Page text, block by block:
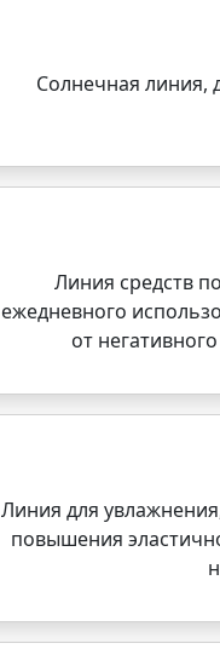
Солнечная линия,
Линия средств
ежедневного
от
Линия для
повышения